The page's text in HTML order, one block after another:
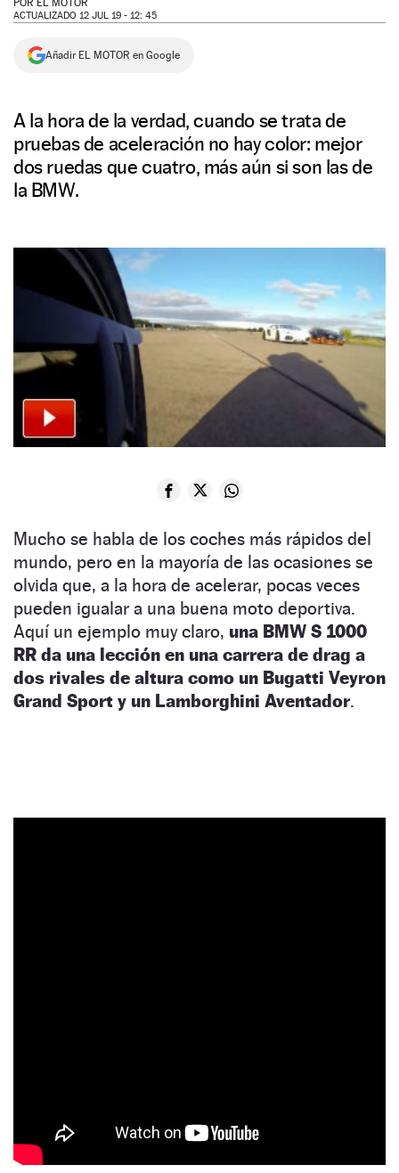
NEWSLETTER
POR EL MOTOR
ACTUALIZADO 12 JUL 19 - 12: 45
Añadir EL MOTOR en Google
A la hora de la verdad, cuando se trata de
pruebas de aceleración no hay color: mejor
dos ruedas que cuatro, más aún si son las de
la BMW.
Mucho se habla de los coches más rápidos del
mundo, pero en la mayoría de las ocasiones se
olvida que, a la hora de acelerar, pocas veces
pueden igualar a una buena moto deportiva.
Aquí un ejemplo muy claro, una BMW S 1000
RR da una lección en una carrera de drag a
dos rivales de altura como un Bugatti Veyron
Grand Sport y un Lamborghini Aventador.